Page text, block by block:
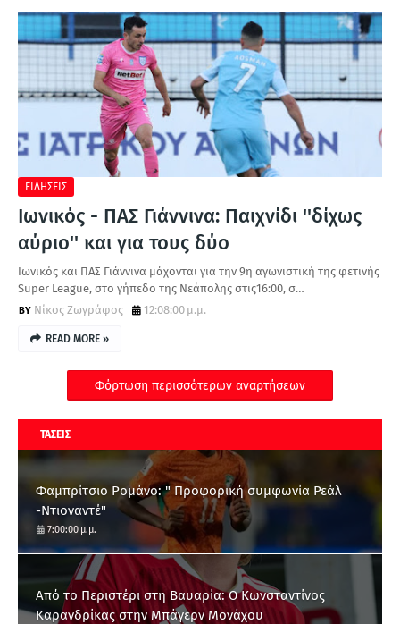
ΕΙΔΗΣΕΙΣ
Ιωνικός - ΠΑΣ Γιάννινα: Παιχνίδι ''δίχως
αύριο'' και για τους δύο
Ιωνικός και ΠΑΣ Γιάννινα μάχονται για την 9η αγωνιστική της φετινής
Super League, στο γήπεδο της Νεάπολης στις16:00, σ…
Νίκος Ζωγράφος
12:08:00 μ.μ.
READ MORE »
Φόρτωση περισσότερων αναρτήσεων
ΤΑΣΕΙΣ
Φαμπρίτσιο Ρομάνο: " Προφορική συμφωνία Ρεάλ
-Ντιοναντέ"
7:00:00 μ.μ.
Από το Περιστέρι στη Βαυαρία: O Κωνσταντίνος
Καρανδρίκας στην Μπάγερν Μονάχου